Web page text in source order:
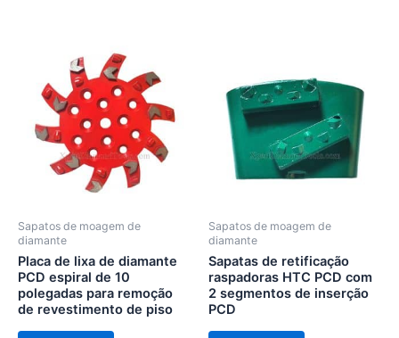
Sapatos de moagem de
diamante
Placa de lixa de diamante
PCD espiral de 10
polegadas para remoção
de revestimento de piso
Sapatos de moagem de
diamante
Sapatas de retificação
raspadoras HTC PCD com
2 segmentos de inserção
PCD